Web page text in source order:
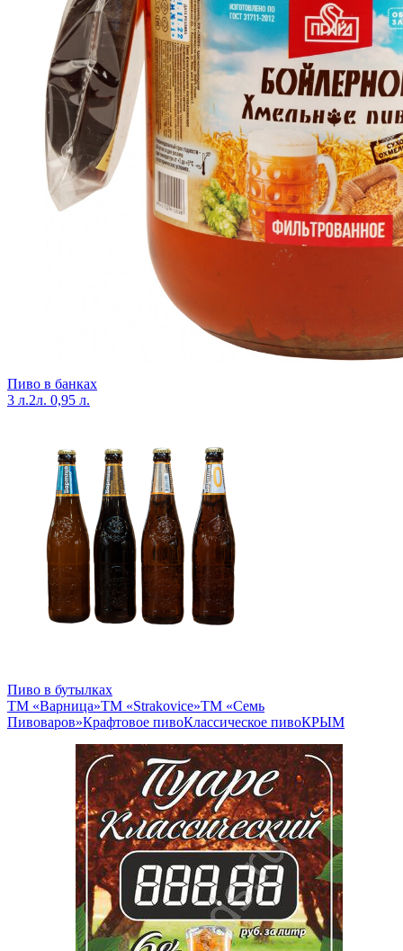
Пиво в банках
3 л.2л. 0,95 л.
Пиво в бутылках
ТМ «Варница»ТМ «Strakovice»ТМ «Семь
Пивоваров»Крафтовое пивоКлассическое пивоКРЫМ